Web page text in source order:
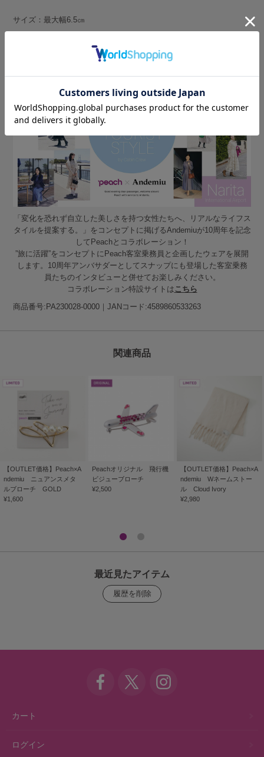
サイズ：最大幅6.5㎝
「変化を恐れず自立した美しさを持つ女性たちへ、リアルなライフス
タイルを提案する。」をコンセプトに掲げるAndemiuが10周年を記念
してPeachとコラボレーション！
”旅に活躍”をコンセプトにPeach客室乗務員と企画したウェアを展開
します。10周年アンバサダーとしてスナップにも登場した客室乗務
員たちのインタビューと併せてお楽しみください。
コラボレーション特設サイトは こちら
商品番号:PA230028-0000｜JANコード:4589860533263
関連商品
【OUTLET価格】Peach×A
ndemiu ニュアンスメタ
ルブローチ GOLD
¥1,600
Peachオリジナル 飛行機
ビジューブローチ
¥2,500
【OUTLET価格】Peach×A
ndemiu Wネームストー
ル Cloud Ivory
¥2,980
最近見たアイテム
カート
ログイン